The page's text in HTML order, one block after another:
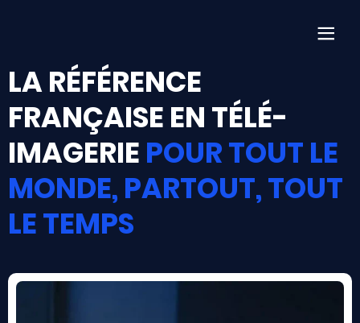
LA RÉFÉRENCE
FRANÇAISE EN TÉLÉ-
IMAGERIE POUR TOUT LE
MONDE, PARTOUT, TOUT
LE TEMPS